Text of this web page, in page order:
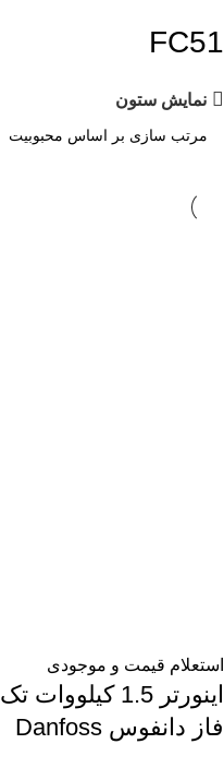
FC51
نمایش ستون
استعلام قیمت و موجودی
اینورتر 1.5 کیلووات تک
فاز دانفوس Danfoss